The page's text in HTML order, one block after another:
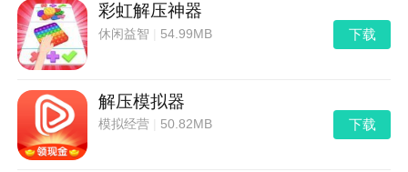
彩虹解压神器
休闲益智 54.99MB 下载
解压模拟器
模拟经营 50.82MB 下载